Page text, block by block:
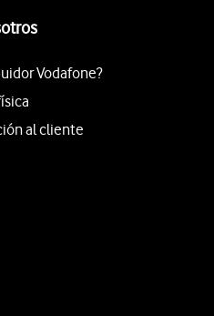
Vodafone?
al cliente